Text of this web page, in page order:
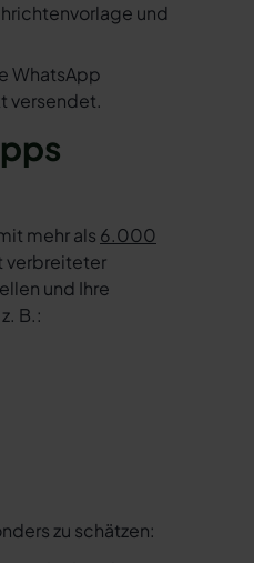
und
WhatsApp
versendet.
mehr als 6.000
verbreiteter
und Ihre
B.:
zu schätzen: